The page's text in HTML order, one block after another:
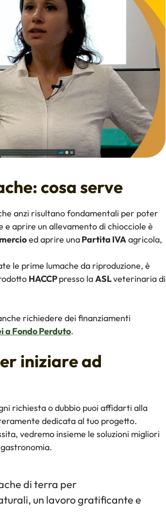
cosa serve
anzi risultano fondamentali per poter
aprire un allevamento di chiocciole è
ed aprire unaPartita IVAagricola,
le prime lumache da riproduzione, è
HACCPpresso laASLveterinaria di
richiedere dei finanziamenti
a Fondo Perduto.
iniziare ad
richiesta o dubbio puoi affidarti alla
dedicata al tuo progetto.
vedremo insieme le soluzioni migliori
di terra per
un lavoro gratificante e